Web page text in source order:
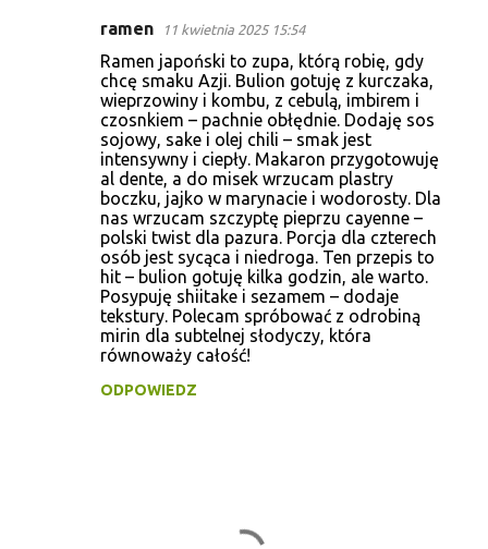
ramen 11 kwietnia 2025 15:54
Ramen japoński to zupa, którą robię, gdy
chcę smaku Azji. Bulion gotuję z kurczaka,
wieprzowiny i kombu, z cebulą, imbirem i
czosnkiem – pachnie obłędnie. Dodaję sos
sojowy, sake i olej chili – smak jest
intensywny i ciepły. Makaron przygotowuję
al dente, a do misek wrzucam plastry
boczku, jajko w marynacie i wodorosty. Dla
nas wrzucam szczyptę pieprzu cayenne –
polski twist dla pazura. Porcja dla czterech
osób jest sycąca i niedroga. Ten przepis to
hit – bulion gotuję kilka godzin, ale warto.
Posypuję shiitake i sezamem – dodaje
tekstury. Polecam spróbować z odrobiną
mirin dla subtelnej słodyczy, która
równoważy całość!
ODPOWIEDZ